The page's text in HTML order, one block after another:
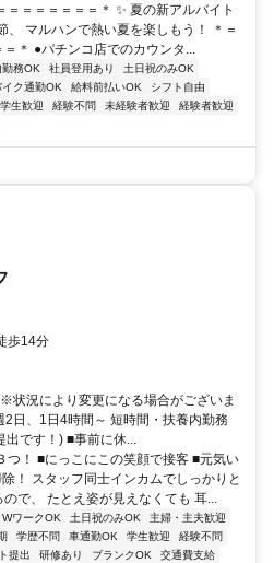
＝＝＝＝＝＝＊ ✨ 夏の新アルバイト
、 マルハンで熱い夏を楽しもう！ ＊＝
＊ ●パチンコ店でのカウンタ...
勤務OK 社員登用あり
土日祝のみOK
イク通勤OK 給料前払いOK
シフト自由
学生歓迎 経験不問 未経験者歓迎
経験者歓迎
歩14分
状況により変更になる場合がございま
日、1日4時間～ 短時間・扶養内勤務
出です！) ■事前に休...
つ！ ■にっこにこの笑顔で接客 ■元気い
！ スタッフ同士インカムでしっかりと
で、 たとえ姿が見えなくても 耳...
WワークOK 土日祝のみOK
主婦・主夫歓迎
学歴不問 車通勤OK 学生歓迎
経験不問
提出 研修あり ブランクOK
交通費支給